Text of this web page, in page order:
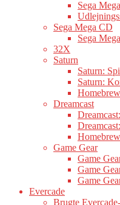
Sega
Sega Mega CD
Sega
32X
Saturn
Saturn:
Saturn:
Dreamcast
Game Gear
Game
Game
Game
Evercade
Brugte